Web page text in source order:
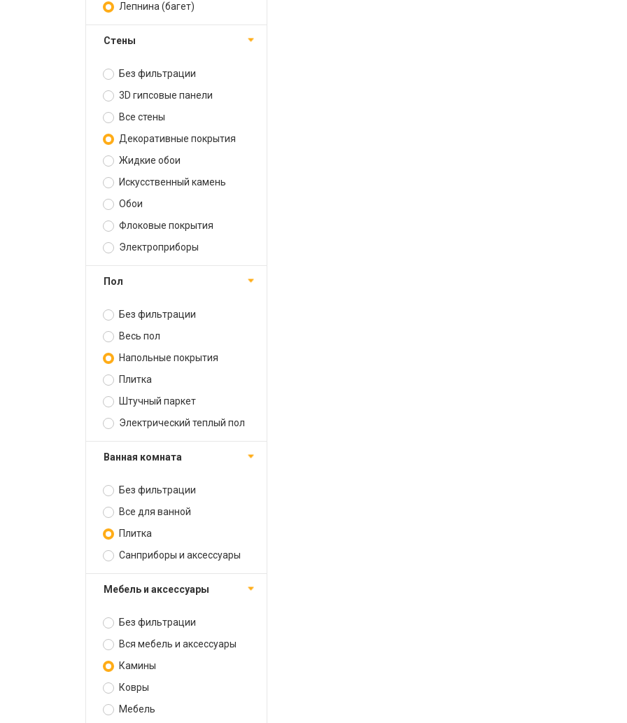
Лепнина (багет)
Стены
Без фильтрации
3D гипсовые панели
Все стены
Декоративные покрытия
Жидкие обои
Искусственный камень
Обои
Флоковые покрытия
Электроприборы
Пол
Без фильтрации
Весь пол
Напольные покрытия
Плитка
Штучный паркет
Электрический теплый пол
Ванная комната
Без фильтрации
Все для ванной
Плитка
Санприборы и аксессуары
Мебель и аксессуары
Без фильтрации
Вся мебель и аксессуары
Камины
Ковры
Мебель